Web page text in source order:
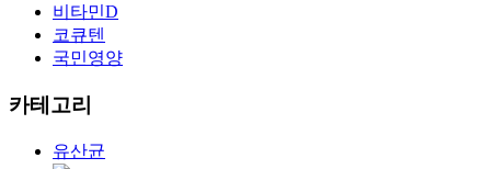
비타민D
코큐텐
국민영양
카테고리
유산균